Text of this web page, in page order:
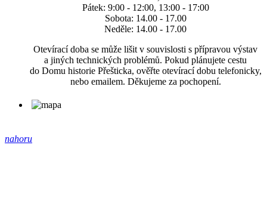
Pátek: 9:00 - 12:00, 13:00 - 17:00
Sobota: 14.00 - 17.00
Neděle: 14.00 - 17.00
Otevírací doba se může lišit v souvislosti s přípravou výstav
a jiných technických problémů. Pokud plánujete cestu
do Domu historie Přešticka, ověřte otevírací dobu telefonicky,
nebo emailem. Děkujeme za pochopení.
nahoru